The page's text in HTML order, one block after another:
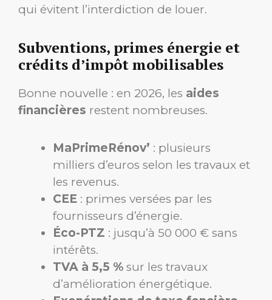
qui évitent l’interdiction de louer.
Subventions, primes énergie et
crédits d’impôt mobilisables
Bonne nouvelle : en 2026, les aides
financières restent nombreuses.
MaPrimeRénov’ : plusieurs
milliers d’euros selon les travaux et
les revenus.
CEE : primes versées par les
fournisseurs d’énergie.
Éco-PTZ : jusqu’à 50 000 € sans
intérêts.
TVA à 5,5 % sur les travaux
d’amélioration énergétique.